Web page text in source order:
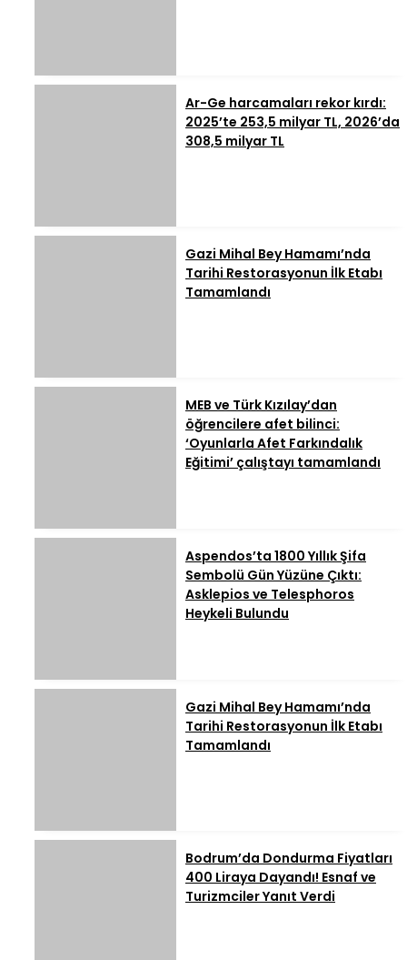
Ar-Ge harcamaları rekor kırdı:
2025’te 253,5 milyar TL, 2026’da
308,5 milyar TL
Gazi Mihal Bey Hamamı’nda
Tarihi Restorasyonun İlk Etabı
Tamamlandı
MEB ve Türk Kızılay’dan
öğrencilere afet bilinci:
‘Oyunlarla Afet Farkındalık
Eğitimi’ çalıştayı tamamlandı
Aspendos’ta 1800 Yıllık Şifa
Sembolü Gün Yüzüne Çıktı:
Asklepios ve Telesphoros
Heykeli Bulundu
Gazi Mihal Bey Hamamı’nda
Tarihi Restorasyonun İlk Etabı
Tamamlandı
Bodrum’da Dondurma Fiyatları
400 Liraya Dayandı! Esnaf ve
Turizmciler Yanıt Verdi